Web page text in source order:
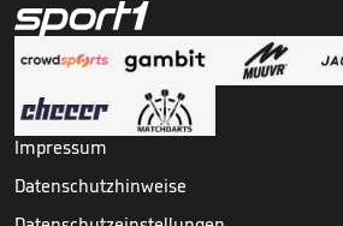
Impressum
Datenschutzhinweise